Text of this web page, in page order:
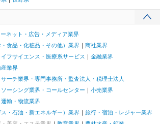
ネット・広告・メディア業界
食品・化粧品・その他）業界
商社業界
フサイエンス・医療系サービス
金融業界
業界
ーチ業界・専門事務所・監査法人・税理士法人
ーシング業界・コールセンター
小売業界
運輸・物流業界
・石油・新エネルギー）業界
旅行・宿泊・レジャー業界